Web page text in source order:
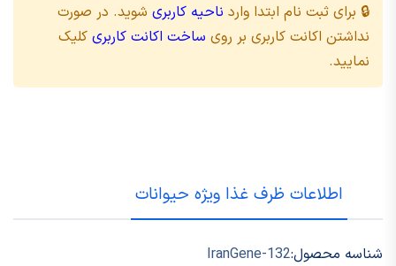
🔒 برای ثبت نام ابتدا وارد ناحیه کاربری شوید. در صورت
نداشتن اکانت کاربری بر روی ساخت اکانت کاربری کلیک
نمایید.
اطلاعات ظرف غذا ویژه حیوانات
شناسه محصول:IranGene-132